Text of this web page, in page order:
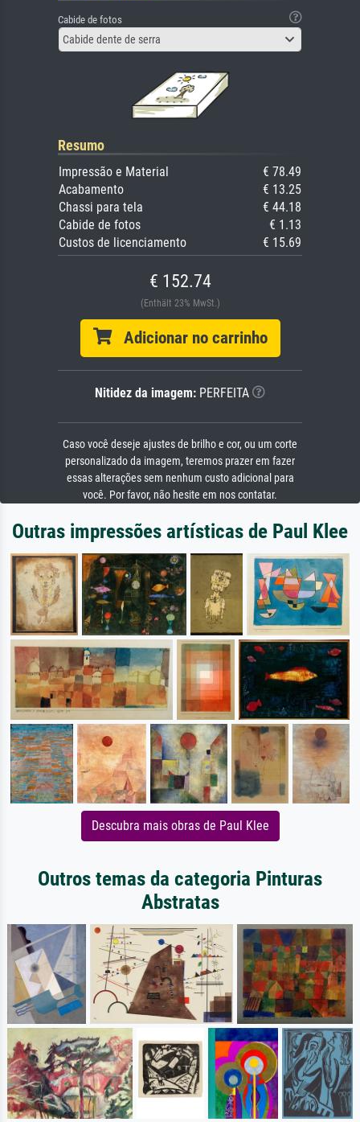
Cabide de fotos
Cabide dente de serra
Resumo
Impressão e Material
€ 78.49
Acabamento
€ 13.25
Chassi para tela
€ 44.18
Cabide de fotos
€ 1.13
Custos de licenciamento
€ 15.69
€ 152.74
(Enthält 23% MwSt.)
Adicionar no carrinho
Nitidez da imagem: PERFEITA
Caso você deseje ajustes de brilho e cor, ou um corte
personalizado da imagem, teremos prazer em fazer
essas alterações sem nenhum custo adicional para
você. Por favor, não hesite em nos contatar.
Outras impressões artísticas de Paul Klee
Descubra mais obras de Paul Klee
Outros temas da categoria Pinturas
Abstratas